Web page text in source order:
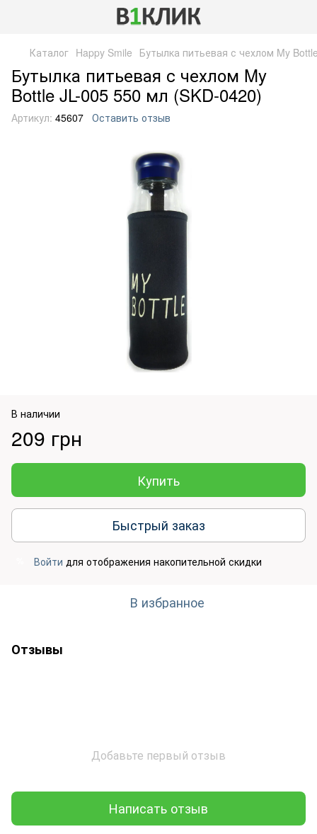
Каталог Happy Smile Бутылка питьевая с чехлом My
Бутылка питьевая с чехлом My
Bottle JL-005 550 мл (SKD-0420)
Артикул: 45607 Оставить отзыв
В наличии
209 грн
Купить
Быстрый заказ
Войти для отображения накопительной скидки
В избранное
Отзывы
Добавьте первый отзыв
Написать отзыв